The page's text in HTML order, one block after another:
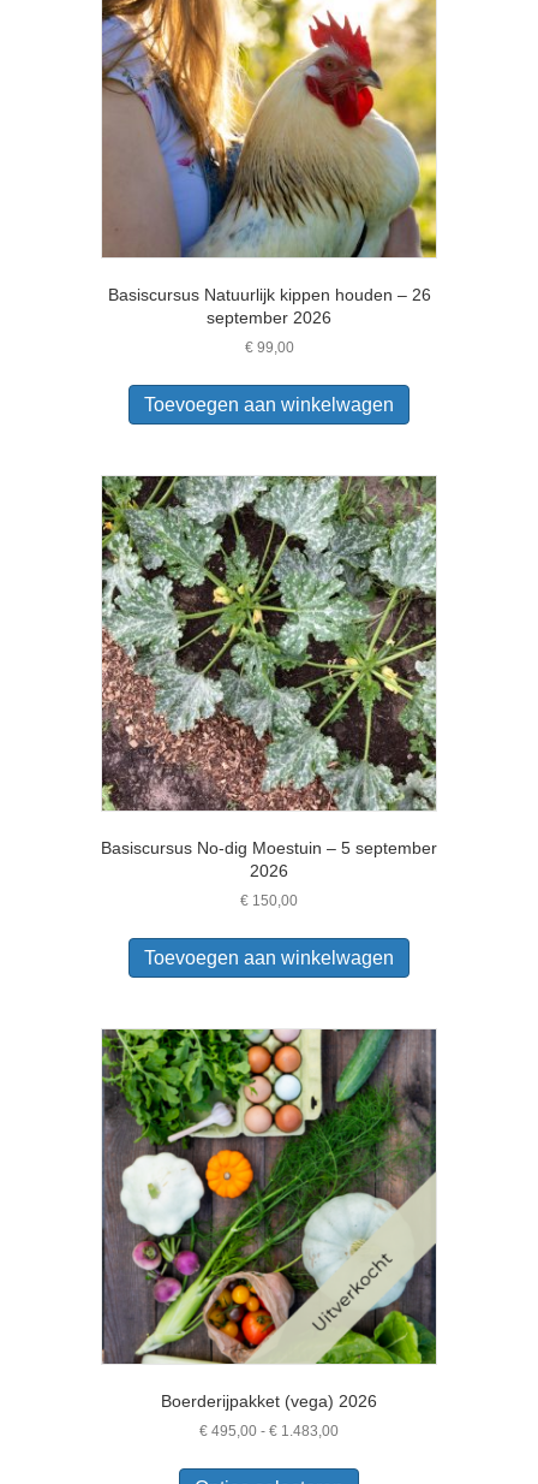
gekozen
worden
op
de
productpagina
Basiscursus Natuurlijk kippen houden – 26
september 2026
€99,00
Toevoegen aan winkelwagen
Basiscursus No-dig Moestuin – 5 september
2026
€ 150,00
Toevoegen aan winkelwagen
Boerderijpakket (vega) 2026
€ 495,00 - € 1.483,00Prijsklasse:
tot